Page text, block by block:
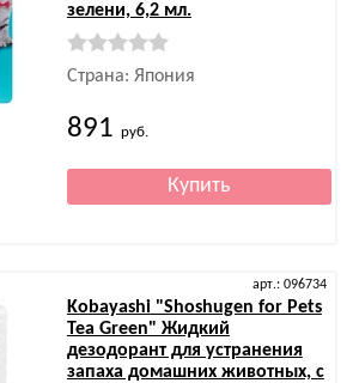
зелени, 6,2 мл.
Страна: Япония
891 руб.
арт.: 096734
Kobayashi"Shoshugen for Pets
Tea Green" Жидкий
дезодорант для устранения
запаха домашних животных, с